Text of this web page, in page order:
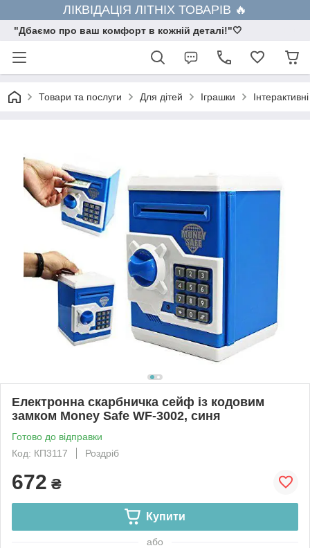
ЛІКВІДАЦІЯ ЛІТНІХ ТОВАРІВ 🔥
"Дбаємо про ваш комфорт в кожній деталі!"🤍
Товари та послуги Для дітей Іграшки
Електронна скарбничка сейф із кодовим
замком Money Safe WF-3002, синя
Готово до відправки
Код: КП3117
Роздріб
672 ₴
Купити
або